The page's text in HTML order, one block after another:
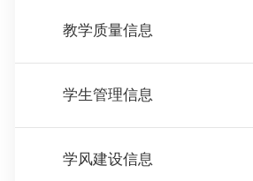
教学质量信息
学生管理信息
学风建设信息